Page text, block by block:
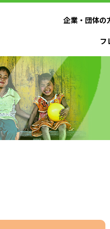
フ
企業・団体の